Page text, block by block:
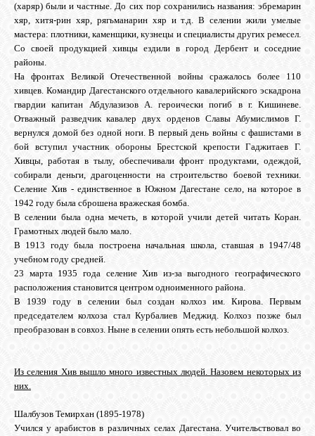
(харяр) были и частные. До сих пор сохранились названия: эбремарин
хяр, хитя-рин хяр, рягьманарин хяр и т.д. В селении жили умелые
мастера: плотники, каменщики, кузнецы и специалисты других ремесел.
Со своей продукцией хивцы ездили в город Дербент и соседние
районы.
На фронтах Великой Отечественной войны сражалось более 110
хивцев. Командир Дагестанского отдельного кавалерийского эскадрона
гвардии капитан Абдулазизов А. героически погиб в г. Кишиневе.
Отважный разведчик кавалер двух орденов Славы Абумислимов Г.
вернулся домой без одной ноги. В первый день войны с фашистами в
бой вступил участник обороны Брестской крепости Гаджитаев Г.
Хивцы, работая в тылу, обеспечивали фронт продуктами, одеждой,
собирали деньги, драгоценности на строительство боевой техники.
Селение Хив - единственное в Южном Дагестане село, на которое в
1942 году была сброшена вражеская бомба.
В селении была одна мечеть, в которой учили детей читать Коран.
Грамотных людей было мало.
В 1913 году была построена начальная школа, ставшая в 1947/48
учебном году средней.
23 марта 1935 года селение Хив из-за выгодного географического
расположения становится центром одноименного района.
В 1939 году в селении был создан колхоз им. Кирова. Первым
председателем колхоза стал Курбалиев Меджид. Колхоз позже был
преобразован в совхоз. Ныне в селении опять есть небольшой колхоз.
Из селения Хив вышло много известных людей. Назовем некоторых из
них.
Шалбузов Темирхан (1895-1978)
Учился у арабистов в различных селах Дагестана. Учительствовал во